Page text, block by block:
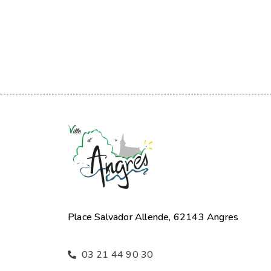
Place Salvador Allende, 62143 Angres
03 21 44 90 30